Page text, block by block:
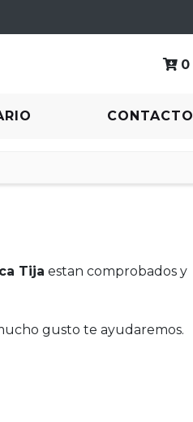
0
CONTACTO
Tija estan comprobados y
gusto te ayudaremos.